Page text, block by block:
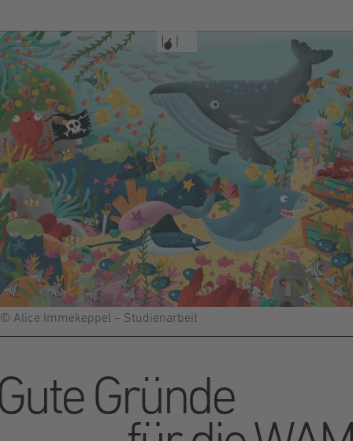
© Alice Immekeppel – Studienarbeit
Gründe